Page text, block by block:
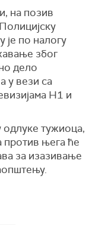
на позив
је по налогу
због
дело
у вези са
Н1 и
тужиоца,
против њега ће
за изазивање